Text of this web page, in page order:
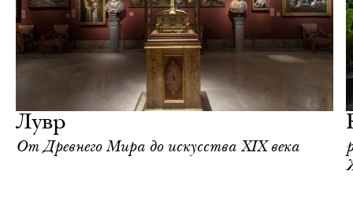
Лувр
От Древнего Мира до искусства XIX века